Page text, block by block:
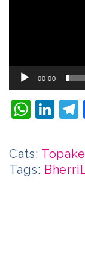
00:00
Cats:
Tags: